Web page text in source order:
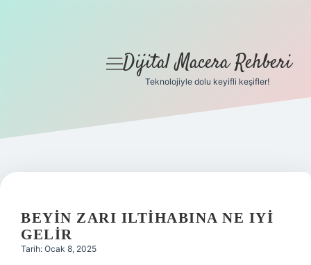
Gizlilik Politikası
Yasal Uyarı
menüyü
Dijital Macera Rehberi
Teknolojiyle dolu keyifli keşifler!
BEYIN ZARI ILTIHABINA NE IYI
GELIR
Tarih: Ocak 8, 2025